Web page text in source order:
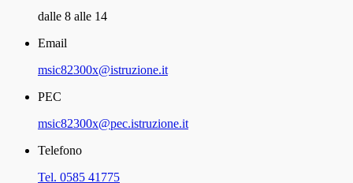
dalle 8 alle 14
Email
msic82300x@istruzione.it
PEC
msic82300x@pec.istruzione.it
Telefono
Tel. 0585 41775